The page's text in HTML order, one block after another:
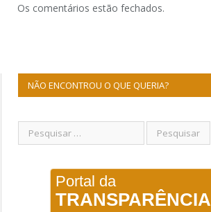
Os comentários estão fechados.
NÃO ENCONTROU O QUE QUERIA?
Portal da
TRANSPARÊNCIA